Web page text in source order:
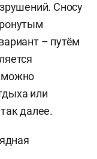
Сносу
– путём
можно
или
далее.